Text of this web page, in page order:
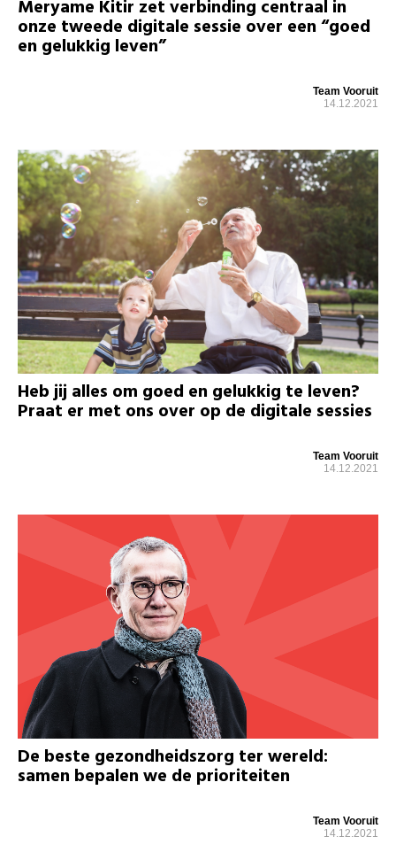
Meryame Kitir zet verbinding centraal in
onze tweede digitale sessie over een “goed
en gelukkig leven”
Team Vooruit
14.12.2021
Heb jij alles om goed en gelukkig te leven?
Praat er met ons over op de digitale sessies
Team Vooruit
14.12.2021
De beste gezondheidszorg ter wereld:
samen bepalen we de prioriteiten
Team Vooruit
14.12.2021